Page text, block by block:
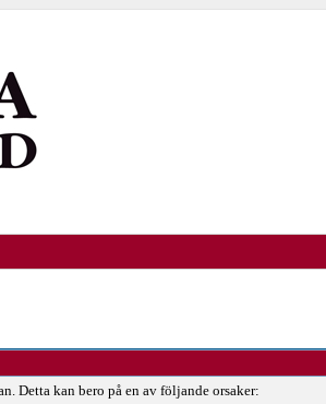
Detta kan bero på en av följande orsaker: